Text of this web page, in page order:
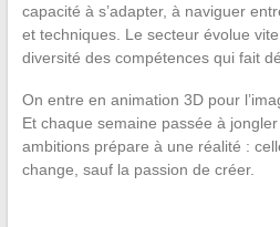
capacité à s’adapter, à naviguer
et techniques. Le secteur évolue
diversité des compétences qui fait
On entre en animation 3D pour
Et chaque semaine passée à
ambitions prépare à une réalité :
change, sauf la passion de créer.